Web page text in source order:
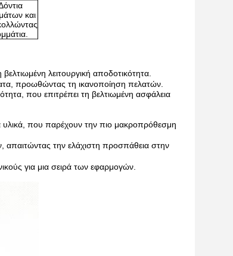
και
λειτουργική αποδοτικότητα.
προωθώντας τη ικανοποίηση πελατών.
που επιτρέπει τη βελτιωμένη ασφάλεια
υλικά, που παρέχουν την πιο μακροπρόθεσμη
απαιτώντας την ελάχιστη προσπάθεια στην
για μια σειρά των εφαρμογών.